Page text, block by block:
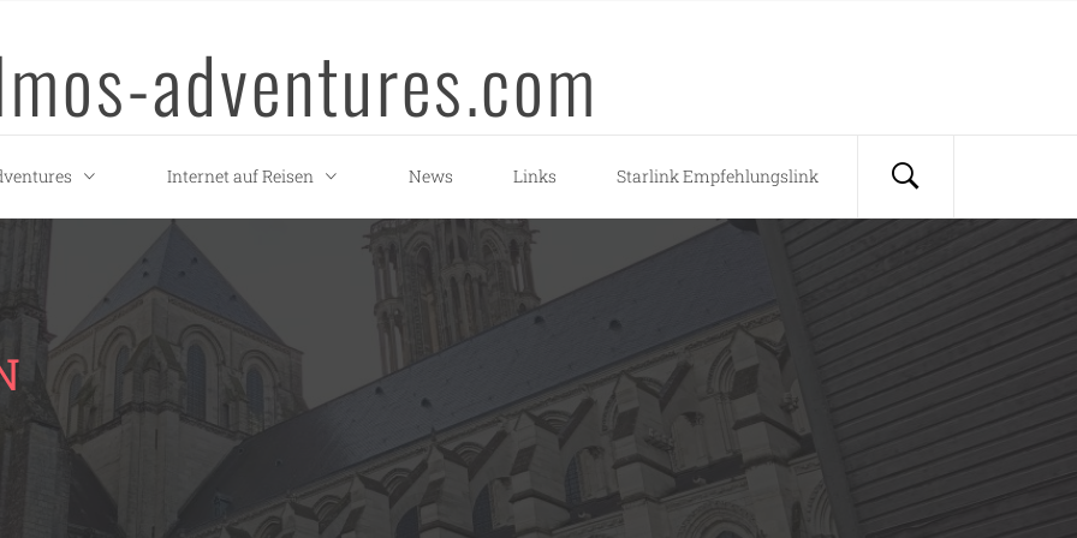
adventures.com
Internet auf Reisen News Links Starlink Empfehlungslink